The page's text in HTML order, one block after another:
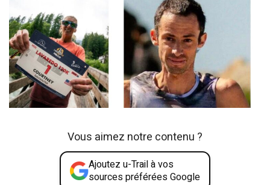
Vous aimez notre contenu ?
Ajoutez u-Trail à vos
sources préférées Google